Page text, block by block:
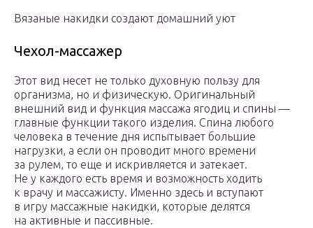
Вязаные накидки создают домашний уют
Чехол-массажер
Этот вид несет не только духовную пользу для
организма, но и физическую. Оригинальный
внешний вид и функция массажа ягодиц и спины —
главные функции такого изделия. Спина любого
человека в течение дня испытывает большие
нагрузки, а если он проводит много времени
за рулем, то еще и искривляется и затекает.
Не у каждого есть время и возможность ходить
к врачу и массажисту. Именно здесь и вступают
в игру массажные накидки, которые делятся
на активные и пассивные.